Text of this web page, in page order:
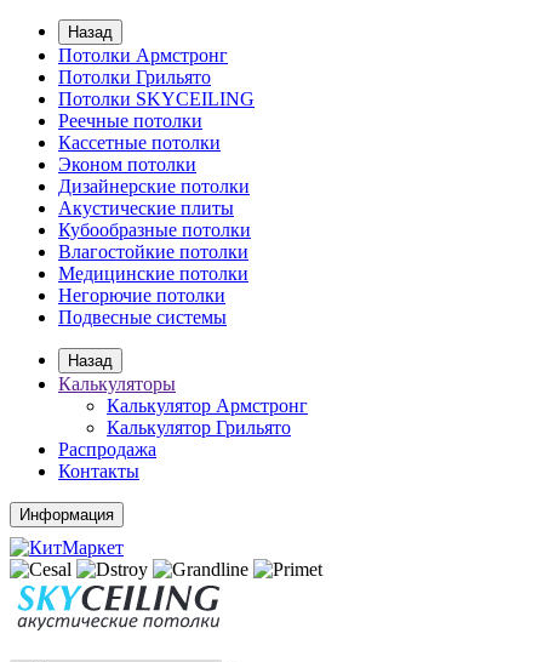
Назад
Потолки Армстронг
Потолки Грильято
Потолки SKYCEILING
Реечные потолки
Кассетные потолки
Эконом потолки
Дизайнерские потолки
Акустические плиты
Кубообразные потолки
Влагостойкие потолки
Медицинские потолки
Негорючие потолки
Подвесные системы
Назад
Калькуляторы
Калькулятор Армстронг
Калькулятор Грильято
Распродажа
Контакты
Информация